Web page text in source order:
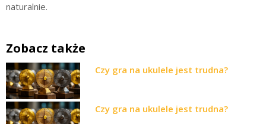
naturalnie.
Zobacz także
Czy gra na ukulele jest trudna?
Czy gra na ukulele jest trudna?